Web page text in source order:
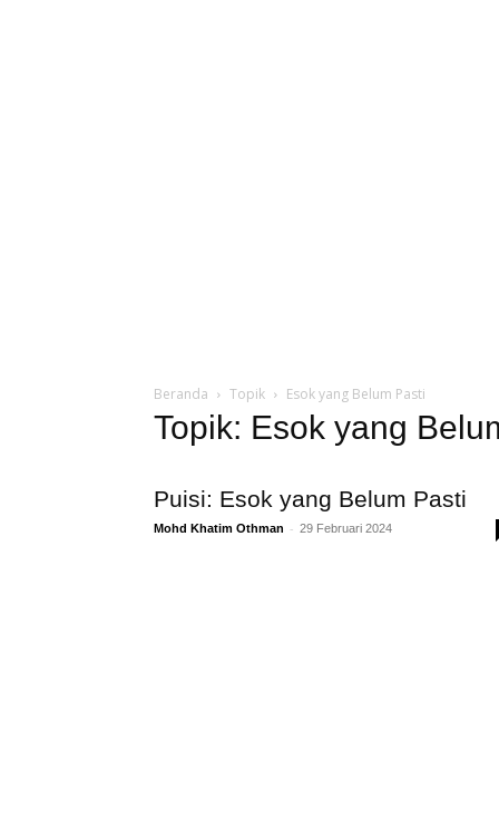
Beranda Topik Esok yang Belum Pasti
Topik: Esok yang
Puisi: Esok yang Belum Pasti
Mohd Khatim Othman - 29 Februari 2024